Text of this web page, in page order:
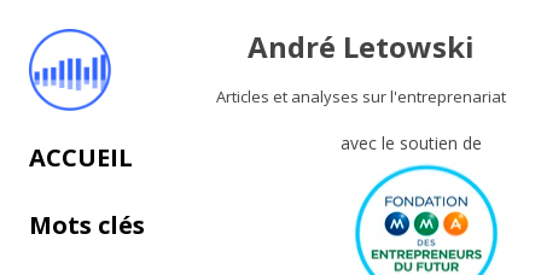
André Letowski
Articles et analyses sur l'entreprenariat
avec le soutien de
Aller au contenu principal
ACCUEIL
Mots clés